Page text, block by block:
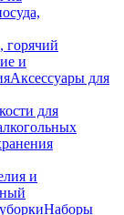
горячий
и
Аксессуары для
для
и
Наборы